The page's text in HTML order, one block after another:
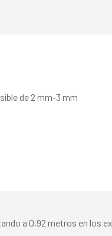
de 2 mm-3 mm
a 0,92 metros en los